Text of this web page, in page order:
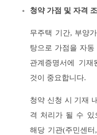
청약 가점 및 자격
무주택 기간, 부양
탕으로 가점을 자
관계증명서에 기
것이 중요합니다.
청약 신청 시 기재
격 처리가 될 수 있
해당 기관(주민센